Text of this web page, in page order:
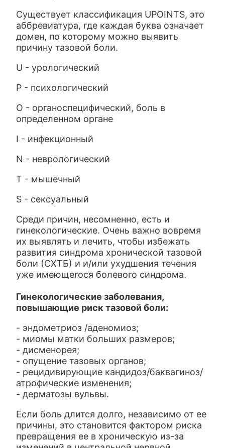
Существует классификация UPOINTS, это
аббревиатура, где каждая буква означает
домен, по которому можно выявить
причину тазовой боли.
U - урологический
Р - психологический
О - органоспецифический, боль в
определенном органе
I - инфекционный
N - неврологический
T - мышечный
S - сексуальный
Среди причин, несомненно, есть и
гинекологические. Очень важно вовремя
их выявлять и лечить, чтобы избежать
развития синдрома хронической тазовой
боли (СХТБ) и и/или ухудшения течения
уже имеющегося болевого синдрома.
Гинекологические заболевания,
повышающие риск тазовой боли:
- эндометриоз /аденомиоз;
- миомы матки больших размеров;
- дисменорея;
- опущение тазовых органов;
- рецидивирующие кандидоз/баквагиноз/
атрофические изменения;
- дерматозы вульвы.
Если боль длится долго, независимо от ее
причины, это становится фактором риска
превращения ее в хроническую из-за